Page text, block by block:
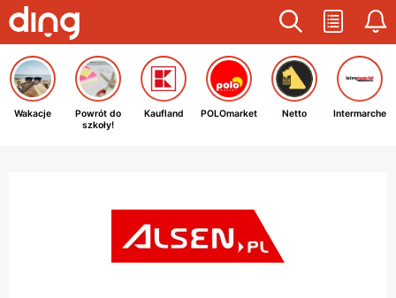
Wakacje
Powrót do
szkoły!
Kaufland POLOmarket Netto Intermarche